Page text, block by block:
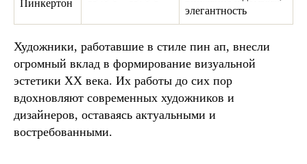
Пинкертон
элегантность
Художники, работавшие в стиле пин ап, внесли
огромный вклад в формирование визуальной
эстетики XX века. Их работы до сих пор
вдохновляют современных художников и
дизайнеров, оставаясь актуальными и
востребованными.